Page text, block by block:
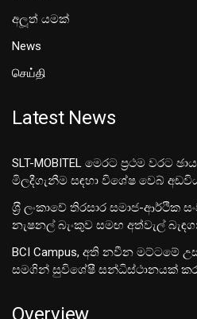
අලූත් යමක්
News
செய்தி
Latest News
SLT-MOBITEL මෙරට ප්‍රථම වරට
මිලදීගැනීම සඳහා විශේෂ වෙබ්
ශ‍්‍රී ලංකාවේ තිරසාර සමාජ-ආර්ථික
නැෂනල් බැංකුව සමඟ අත්වැල්
BCI Campus, අති නවීන මට්ටමේ
සමගින් සුවිශේෂී සන්ධිස්ථානයක්
Overview